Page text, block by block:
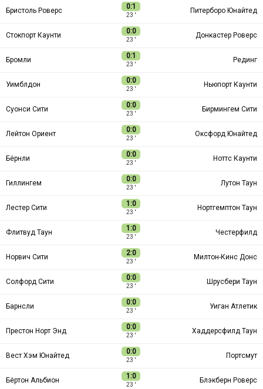
Бристоль Роверс 0:1
23 ′
Питерборо Юнайтед
Стокпорт Каунти 0:0
23 ′
Донкастер Роверс
Бромли 0:1
23 ′
Рединг
Уимблдон 0:0
23 ′
Ньюпорт Каунти
Суонси Сити 0:0
23 ′
Бирмингем Сити
Лейтон Ориент 0:0
23 ′
Оксфорд Юнайтед
Бёрнли 0:0
23 ′
Ноттс Каунти
Гиллингем 0:0
23 ′
Лутон Таун
Лестер Сити 1:0
23 ′
Нортгемптон Таун
Флитвуд Таун 1:0
23 ′
Честерфилд
Норвич Сити 2:0
23 ′
Милтон-Кинс Донс
Солфорд Сити 0:0
23 ′
Шрусбери Таун
Барнсли 0:0
23 ′
Уиган Атлетик
Престон Норт Энд 0:0
23 ′
Хаддерсфилд Таун
Вест Хэм Юнайтед 0:0
23 ′
Портсмут
Бёртон Альбион 1:0
23 ′
Блэкберн Роверс